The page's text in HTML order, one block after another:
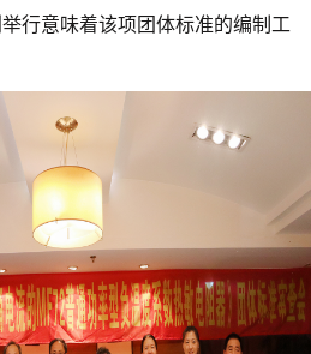
行意味着该项团体标准的编制工